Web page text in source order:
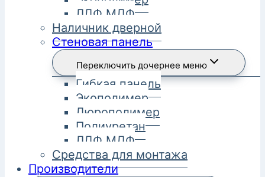
ЛДФ МДФ
Наличник дверной
Стеновая панель
Переключить дочернее меню
Гибкая панель
Экополимер
Дюрополимер
Полиуретан
ЛДФ МДФ
Средства для монтажа
Производители